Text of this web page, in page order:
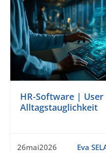
HR-Software | User
Alltagstauglichkeit
26mai2026 Eva